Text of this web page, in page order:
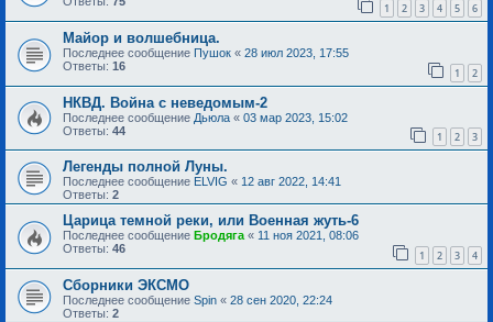
1 2 3 4 5 6
Майор и волшебница.
Последнее сообщение Пушок « 28 июл 2023, 17:55
Ответы: 16 1 2
НКВД. Война с неведомым-2
Последнее сообщение Дьюла « 03 мар 2023, 15:02
Ответы: 44 1 2 3
Легенды полной Луны.
Последнее сообщение ELVIG « 12 авг 2022, 14:41
Ответы: 2
Царица темной реки, или Военная жуть-6
Последнее сообщение Бродяга « 11 ноя 2021, 08:06
Ответы: 46 1 2 3 4
Сборники ЭКСМО
Последнее сообщение Spin « 28 сен 2020, 22:24
Ответы: 2